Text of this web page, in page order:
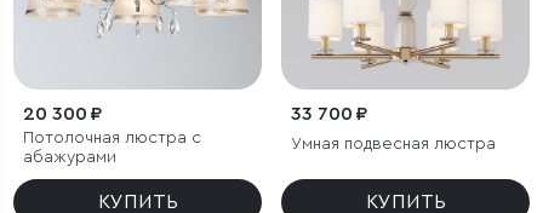
20 300 ₽
Потолочная люстра с
абажурами
КУПИТЬ
33 700 ₽
Умная подвесная люстра
КУПИТЬ